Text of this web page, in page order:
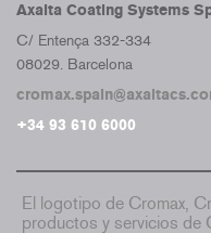
Axalta Coating Systems
C/ Entença 332-334
08029. Barcelona
+34 93 610 6000
El logotipo de Cromax,
productos y servicios de